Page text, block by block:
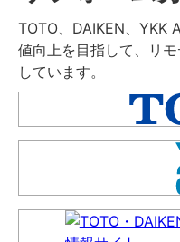
TOTO、DAIKEN、YKK
値向上を目指して、リ
しています。